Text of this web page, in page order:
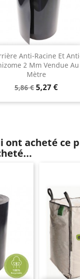
Anti-Racine Et
2 Mm Vendue Au
Mètre
Prix
base
5,86 €Prix
5,27 €
ont acheté ce